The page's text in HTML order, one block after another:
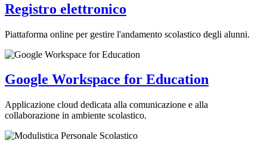
Registro elettronico
Piattaforma online per gestire l'andamento scolastico degli alunni.
Google Workspace for Education
Applicazione cloud dedicata alla comunicazione e alla
collaborazione in ambiente scolastico.